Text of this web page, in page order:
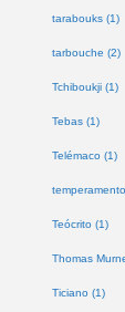
tarabouks (1)
tarbouche (2)
Tchiboukji (1)
Tebas (1)
Telémaco (1)
Teócrito (1)
Thomas
Ticiano (1)